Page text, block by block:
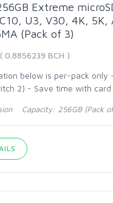
Extreme
U3, V30, 4K, 5K,
(Pack of 3)
( 0.8856239 BCH )
below is per-pack only
2) - Save time with
Capacity: 256GB (Pack